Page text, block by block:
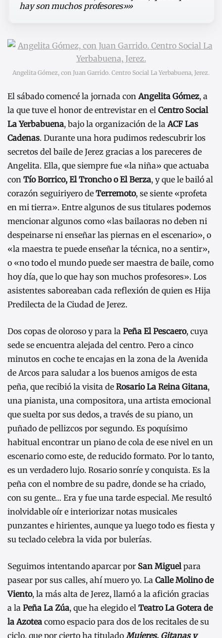
hay son muchos profesores»»
Angelita Gómez, con Juan Garrido. Centro Social La Yerbabuena, Jerez.
El sábado comencé la jornada conAngelita Gómez, a
la que tuve el honor de entrevistar en el Centro Social
La Yerbabuena, bajo la organización de laACF Las
Cadenas. Durante una hora pudimos redescubrir los
secretos del baile de Jerez gracias a los pareceres de
Angelita. Ella, que siempre fue «la niña» que actuaba
con Tío Borrico, El Troncho o El Berza, y que le bailó al
corazón seguiriyero de Terremoto, se siente «profeta
en mi tierra». Entre algunos de sus titulares podemos
mencionar algunos como «las bailaoras no deben ni
despeinarse ni enseñar las piernas en el escenario», o
«la maestra te puede enseñar la técnica, no a sentir»,
o «no todo el mundo puede ser maestra de baile, como
hoy día, que lo que hay son muchos profesores». Los
asistentes saboreaban cada reflexión de quien es Hija
Predilecta de la Ciudad de Jerez.
Dos copas de oloroso y para la Peña El Pescaero, cuya
sede se encuentra alejada del centro. Pero a cinco
minutos en coche te encajas en la zona de la Avenida
de Arcos para saludar a los buenos amigos de esta
peña, que recibió la visita de Rosario La Reina Gitana,
una pianista, una compositora, una artista emocional
que suelta por sus dedos, a través de su piano, un
puñado de pellizcos por segundo. Es poquísimo
habitual encontrar un piano de cola de ese nivel en un
escenario como este, de reducido formato. Por lo tanto,
es un verdadero lujo. Rosario sonríe y conquista. Es la
peña con el nombre de su padre, donde se ha criado,
con su gente… Era y fue una tarde especial. Me resultó
inolvidable oír e interiorizar notas musicales
punzantes e hirientes, aunque ya luego todo es fiesta y
su teclado celebra la vida por bulerías.
Seguimos intentando aparcar por San Miguelpara
pasear por sus calles, ahí muero yo. La Calle Molino de
Viento, la más alta de Jerez, llamó a la afición gracias
a la Peña La Zúa, que ha elegido el Teatro La Gotera de
la Azotea como espacio para dos de los recitales de su
ciclo, que por cierto ha titulado Mujeres, Gitanas y